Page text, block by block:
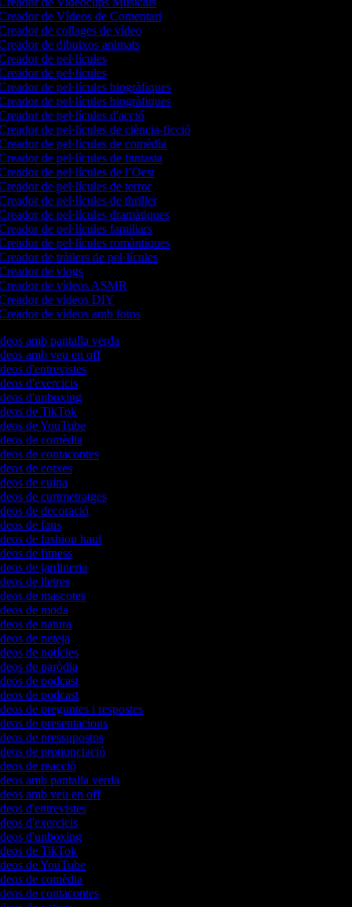
de Vídeos de Comentari
de collages de vídeo
de dibuixos animats
de pel·lícules
de pel·lícules
de pel·lícules biogràfiques
de pel·lícules biogràfiques
de pel·lícules d'acció
de pel·lícules de ciència-ficció
de pel·lícules de comèdia
de pel·lícules de fantasia
de pel·lícules de l’Oest
de pel·lícules de terror
de pel·lícules de thriller
de pel·lícules dramàtiques
de pel·lícules familiars
de pel·lícules romàntiques
de tràilers de pel·lícules
de vlogs
de vídeos ASMR
de vídeos DIY
de vídeos amb fotos
amb pantalla verda
amb veu en off
d'entrevistes
d'exercicis
d'unboxing
de TikTok
de YouTube
de comèdia
de contacontes
de cotxes
de cuina
de curtmetratges
de decoració
de fans
de fashion haul
de fitness
de jardineria
de lletres
de mascotes
de moda
de natura
de neteja
de notícies
de paròdia
de podcast
de podcast
de preguntes i respostes
de presentacions
de pressupostos
de pronunciació
de reacció
amb pantalla verda
amb veu en off
d'entrevistes
d'exercicis
d'unboxing
de TikTok
de YouTube
de comèdia
de contacontes